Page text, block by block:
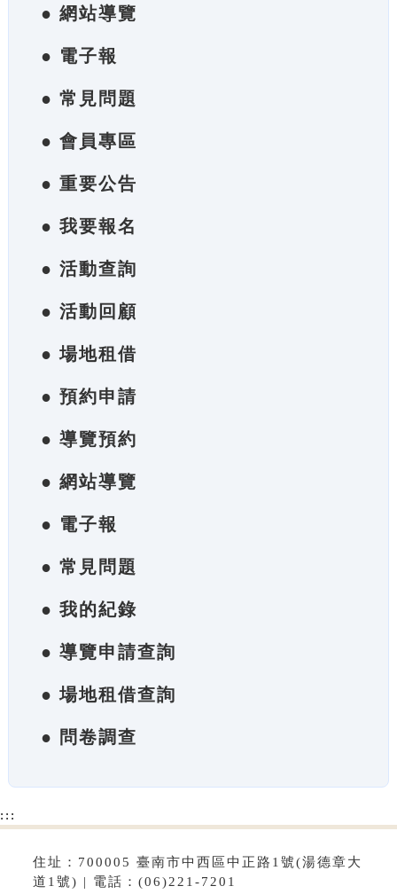
● 網站導覽
● 電子報
● 常見問題
● 會員專區
● 重要公告
● 我要報名
● 活動查詢
● 活動回顧
● 場地租借
● 預約申請
● 導覽預約
● 網站導覽
● 電子報
● 常見問題
● 我的紀錄
● 導覽申請查詢
● 場地租借查詢
● 問卷調查
:::
住址：700005 臺南市中西區中正路1號(湯德章大
道1號) | 電話：(06)221-7201